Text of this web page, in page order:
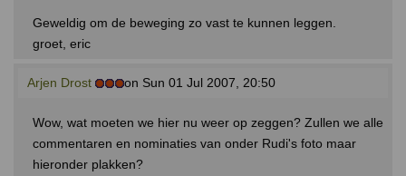
Geweldig om de beweging zo vast te kunnen leggen.
groet, eric
Arjen Drost on Sun 01 Jul 2007, 20:50
Wow, wat moeten we hier nu weer op zeggen? Zullen we alle
commentaren en nominaties van onder Rudi's foto maar
hieronder plakken?